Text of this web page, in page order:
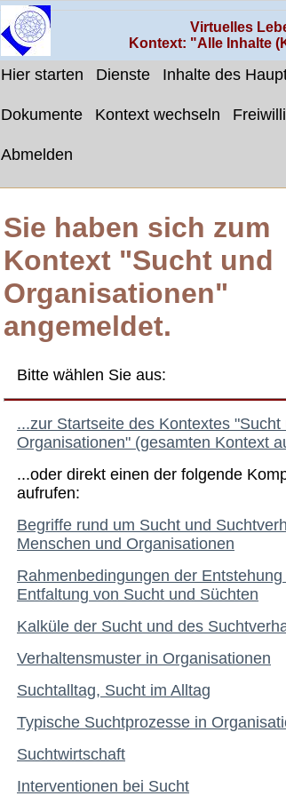
Virtuelles
Kontext: "Alle Inhalte
Hier starten Dienste Inhalte des
Dokumente Kontext wechseln
Abmelden
Sie haben sich zum
Kontext "Sucht und
Organisationen"
angemeldet.
Bitte wählen Sie aus:
...zur Startseite des Kontextes "Sucht
Organisationen" (gesamten Kontext
...oder direkt einen der folgende
aufrufen:
Begriffe rund um Sucht und
Menschen und Organisationen
Rahmenbedingungen der Entstehung
Entfaltung von Sucht und Süchten
Kalküle der Sucht und des
Verhaltensmuster in Organisationen
Suchtalltag, Sucht im Alltag
Typische Suchtprozesse in
Suchtwirtschaft
Interventionen bei Sucht